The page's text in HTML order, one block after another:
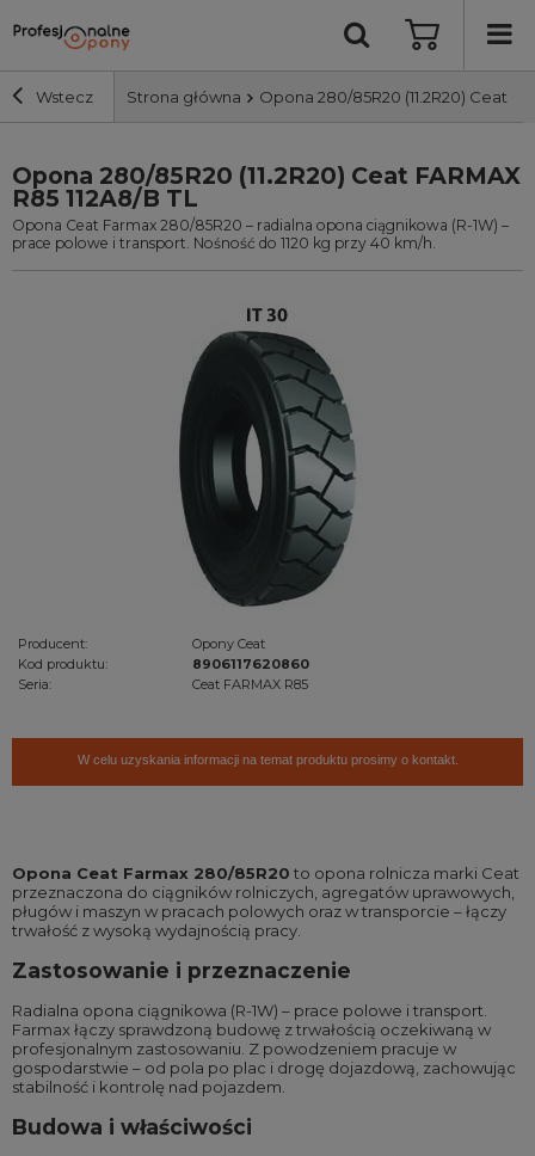
Wstecz Strona główna Opona 280/85R20 (11.2R20) Ceat
Szerokość i profil
Średnica
Wyszukaj
Opona 280/85R20 (11.2R20) Ceat FARMAX
R85 112A8/B TL
Opona Ceat Farmax 280/85R20 – radialna opona ciągnikowa (R-1W) –
prace polowe i transport. Nośność do 1120 kg przy 40 km/h.
Producent:
Opony Ceat
Kod produktu:
8906117620860
Seria:
Ceat FARMAX R85
W celu uzyskania informacji na temat produktu prosimy o kontakt.
Opona Ceat Farmax 280/85R20 to opona rolnicza marki Ceat
przeznaczona do ciągników rolniczych, agregatów uprawowych,
pługów i maszyn w pracach polowych oraz w transporcie – łączy
trwałość z wysoką wydajnością pracy.
Zastosowanie i przeznaczenie
Radialna opona ciągnikowa (R-1W) – prace polowe i transport.
Farmax łączy sprawdzoną budowę z trwałością oczekiwaną w
profesjonalnym zastosowaniu. Z powodzeniem pracuje w
gospodarstwie – od pola po plac i drogę dojazdową, zachowując
stabilność i kontrolę nad pojazdem.
Budowa i właściwości